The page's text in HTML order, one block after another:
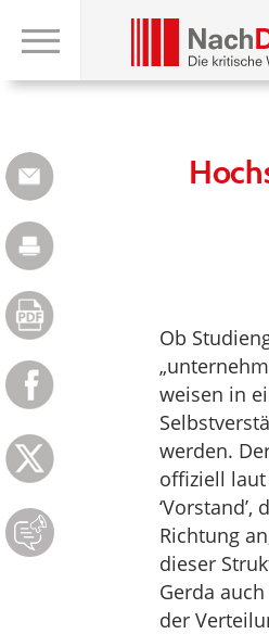
Ob
weisen in
werden.
offiziell laut
Richtung
dieser
Gerda
der